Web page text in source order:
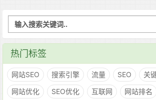
热门标签
网站SEO 搜索引擎 流量 SEO 关
网站优化
SEO优化 互联网 网站排名